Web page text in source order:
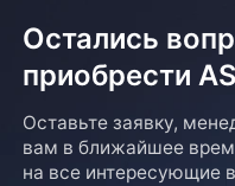
Остались
приобрести
Оставьте заявку,
вам в ближайшее
на все интересующие